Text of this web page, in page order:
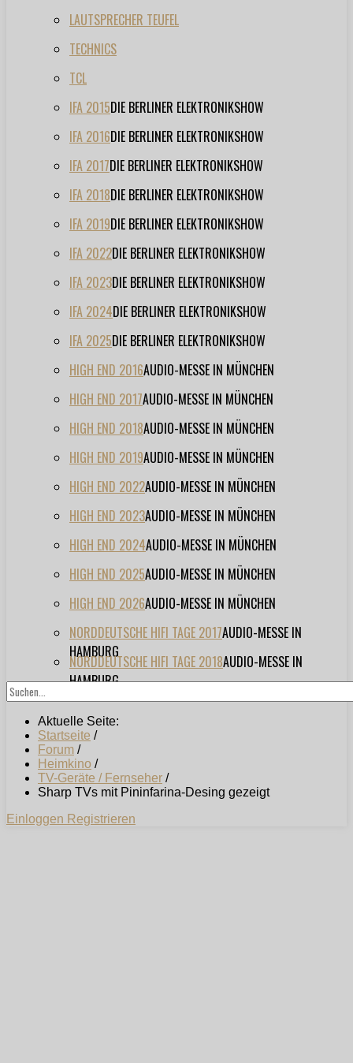
LAUTSPRECHER TEUFEL
TECHNICS
TCL
IFA 2015DIE BERLINER ELEKTRONIKSHOW
IFA 2016DIE BERLINER ELEKTRONIKSHOW
IFA 2017DIE BERLINER ELEKTRONIKSHOW
IFA 2018DIE BERLINER ELEKTRONIKSHOW
IFA 2019DIE BERLINER ELEKTRONIKSHOW
IFA 2022DIE BERLINER ELEKTRONIKSHOW
IFA 2023DIE BERLINER ELEKTRONIKSHOW
IFA 2024DIE BERLINER ELEKTRONIKSHOW
IFA 2025DIE BERLINER ELEKTRONIKSHOW
HIGH END 2016AUDIO-MESSE IN MÜNCHEN
HIGH END 2017AUDIO-MESSE IN MÜNCHEN
HIGH END 2018AUDIO-MESSE IN MÜNCHEN
HIGH END 2019AUDIO-MESSE IN MÜNCHEN
HIGH END 2022AUDIO-MESSE IN MÜNCHEN
HIGH END 2023AUDIO-MESSE IN MÜNCHEN
HIGH END 2024AUDIO-MESSE IN MÜNCHEN
HIGH END 2025AUDIO-MESSE IN MÜNCHEN
HIGH END 2026AUDIO-MESSE IN MÜNCHEN
NORDDEUTSCHE HIFI TAGE 2017AUDIO-MESSE IN
HAMBURG
NORDDEUTSCHE HIFI TAGE 2018AUDIO-MESSE IN
HAMBURG
Aktuelle Seite:
Startseite /
Forum /
Heimkino /
TV-Geräte / Fernseher /
Sharp TVs mit Pininfarina-Desing gezeigt
Einloggen Registrieren